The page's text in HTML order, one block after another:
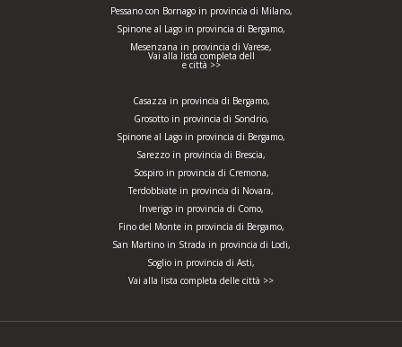
Pessano con Bornago in provincia di Milano,
Spinone al Lago in provincia di Bergamo,
Mesenzana in provincia di Varese,
Vai alla lista completa dell
e città >>
Casazza in provincia di Bergamo,
Grosotto in provincia di Sondrio,
Spinone al Lago in provincia di Bergamo,
Sarezzo in provincia di Brescia,
Sospiro in provincia di Cremona,
Terdobbiate in provincia di Novara,
Inverigo in provincia di Como,
Fino del Monte in provincia di Bergamo,
San Martino in Strada in provincia di Lodi,
Soglio in provincia di Asti,
Vai alla lista completa delle città >>